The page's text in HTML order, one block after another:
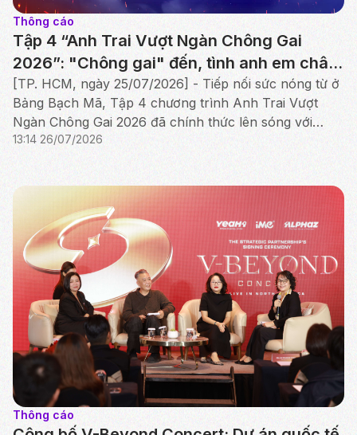
Thông cáo
Tập 4 “Anh Trai Vượt Ngàn Chông Gai
2026”: "Chông gai" đến, tình anh em chân
thành thắp sáng Công diễn đầu tiên
[TP. HCM, ngày 25/07/2026] - Tiếp nối sức nóng từ ở
Bảng Bạch Mã, Tập 4 chương trình Anh Trai Vượt
Ngàn Chông Gai 2026 đã chính thức lên sóng với
cuộc tranh tài nghẹt thở của Bảng Hắc Mã
13:14 26/07/2026
Thông cáo